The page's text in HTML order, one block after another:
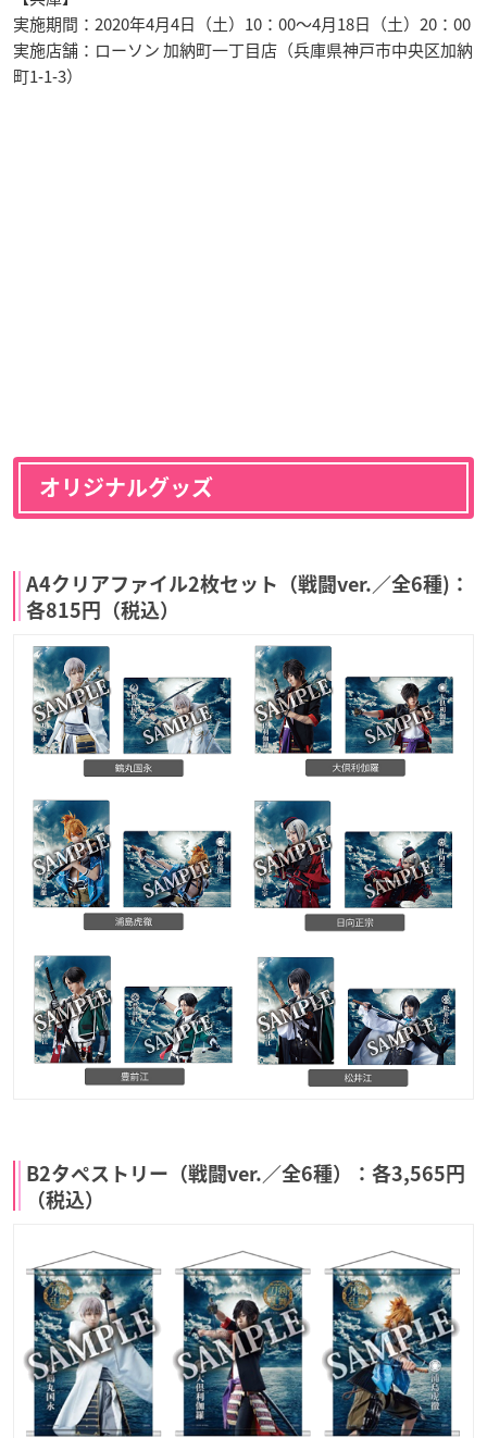
実施期間：2020年4月4日（土）10：00～4月18日（土）20：00
実施店舗：ローソン 加納町一丁目店（兵庫県神戸市中央区加納
町1‐1‐3）
オリジナルグッズ
A4クリアファイル2枚セット（戦闘ver.／全6種)：
各815円（税込）
B2タペストリー（戦闘ver.／全6種）：各3,565円
（税込）